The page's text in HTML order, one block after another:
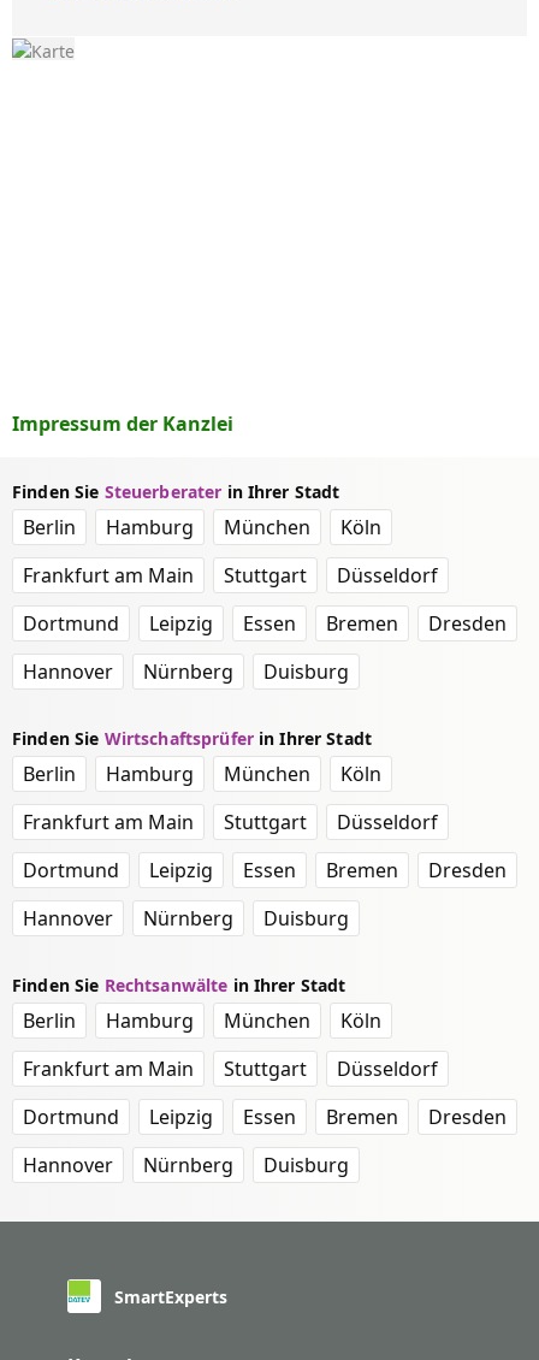
Impressum der Kanzlei
Finden Sie Steuerberater in Ihrer Stadt
Berlin Hamburg München
Köln
Frankfurt am Main
Stuttgart
Düsseldorf
Dortmund
Leipzig Essen Bremen
Dresden
Hannover
Nürnberg Duisburg
Finden Sie Wirtschaftsprüferin Ihrer Stadt
Berlin Hamburg München
Köln
Frankfurt am Main
Stuttgart
Düsseldorf
Dortmund
Leipzig Essen Bremen
Dresden
Hannover
Nürnberg Duisburg
Finden Sie Rechtsanwälte in Ihrer Stadt
Berlin Hamburg München
Köln
Frankfurt am Main
Stuttgart
Düsseldorf
Dortmund
Leipzig Essen Bremen
Dresden
Hannover
Nürnberg Duisburg
SmartExperts